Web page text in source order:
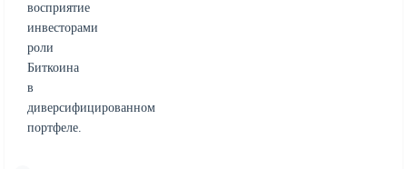
восприятие
инвесторами
роли
Биткоина
в
диверсифицированном
портфеле.